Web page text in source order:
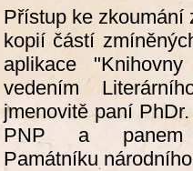
Přístup ke zkoumání
kopií částí
aplikace
vedením
jmenovitě paní
PNP a panem
Památníku